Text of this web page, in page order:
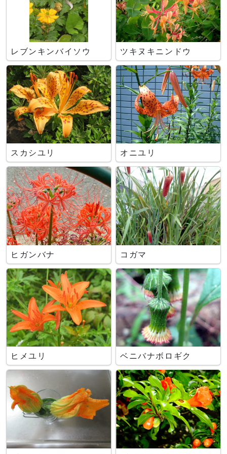
レブンキンバイソウ ツキヌキニンドウ
スカシユリ オニユリ
ヒガンバナ コガマ
ヒメユリ ベニバナボロギク